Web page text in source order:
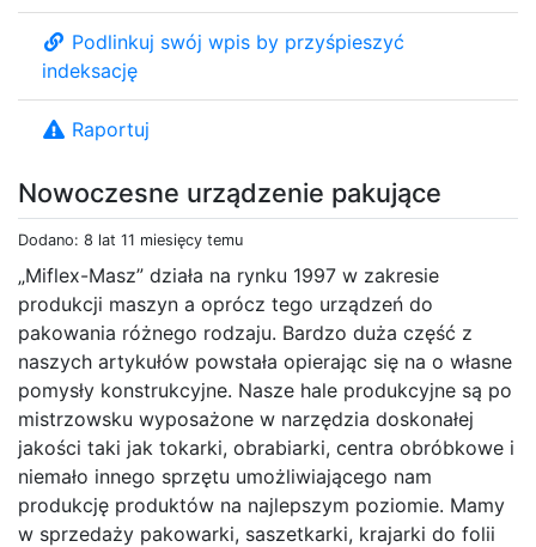
Nowoczesne urządzenie pakujące
Dodano: 8 lat 11 miesięcy temu
„Miflex-Masz” działa na rynku 1997 w zakresie
produkcji maszyn a oprócz tego urządzeń do
pakowania różnego rodzaju. Bardzo duża część z
naszych artykułów powstała opierając się na o własne
pomysły konstrukcyjne. Nasze hale produkcyjne są po
mistrzowsku wyposażone w narzędzia doskonałej
jakości taki jak tokarki, obrabiarki, centra obróbkowe i
niemało innego sprzętu umożliwiającego nam
produkcję produktów na najlepszym poziomie. Mamy
w sprzedaży pakowarki, saszetkarki, krajarki do folii
Podlinkuj swój wpis by przyśpieszyć
indeksację
Raportuj